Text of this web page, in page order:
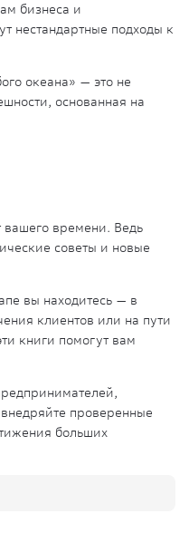
бизнеса и
нестандартные подходы к
океана» — это не
основанная на
вашего времени. Ведь
советы и новые
вы находитесь — в
клиентов или на пути
книги помогут вам
проверенные
больших